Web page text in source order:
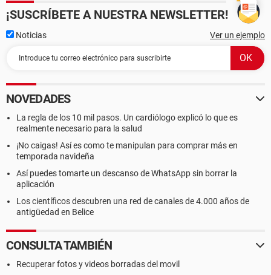
¡SUSCRÍBETE A NUESTRA NEWSLETTER!
Noticias Ver un ejemplo
NOVEDADES
La regla de los 10 mil pasos. Un cardiólogo explicó lo que es
realmente necesario para la salud
¡No caigas! Así es como te manipulan para comprar más en
temporada navideña
Así puedes tomarte un descanso de WhatsApp sin borrar la
aplicación
Los científicos descubren una red de canales de 4.000 años de
antigüedad en Belice
CONSULTA TAMBIÉN
Recuperar fotos y videos borradas del movil